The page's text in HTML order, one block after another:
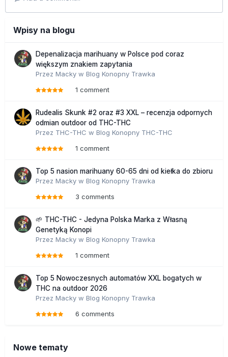
Wpisy na blogu
Depenalizacja marihuany w Polsce pod coraz
większym znakiem zapytania
Przez Macky w Blog Konopny Trawka
1 comment
Rudealis Skunk #2 oraz #3 XXL – recenzja odpornych
odmian outdoor od THC-THC
Przez THC-THC w Blog Konopny THC-THC
1 comment
Top 5 nasion marihuany 60-65 dni od kiełka do zbioru
Przez Macky w Blog Konopny Trawka
3 comments
🌱 THC-THC - Jedyna Polska Marka z Własną
Genetyką Konopi
Przez Macky w Blog Konopny Trawka
1 comment
Top 5 Nowoczesnych automatów XXL bogatych w
THC na outdoor 2026
Przez Macky w Blog Konopny Trawka
6 comments
Nowe tematy